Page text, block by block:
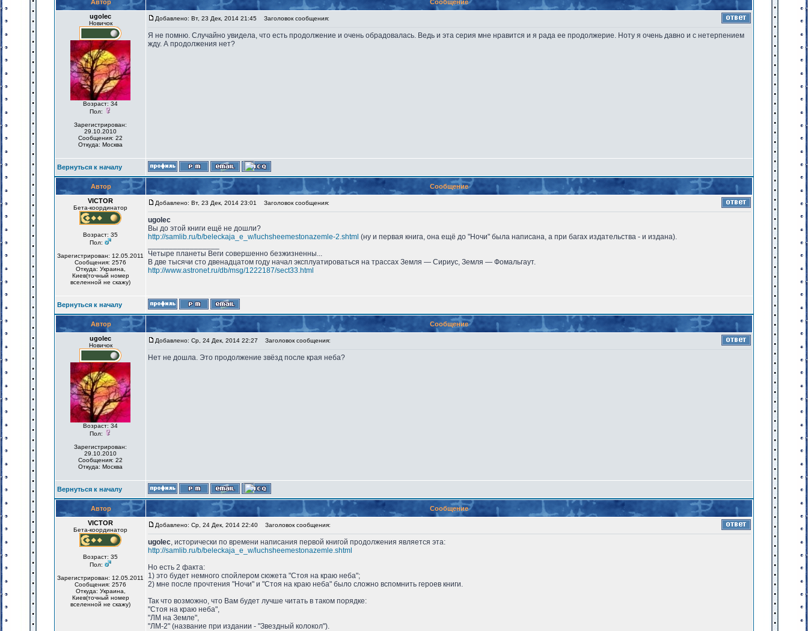
Автор
Сообщение
ugolec
Новичок
Возраст: 34
Пол:
Зарегистрирован:
29.10.2010
Сообщения: 22
Откуда: Москва
Добавлено: Вт, 23 Дек, 2014 21:45 Заголовок сообщения:
Я не помню. Случайно увидела, что есть продолжение и очень обрадовалась. Ведь и эта серия мне нравится и я рада ее продолжерие. Ноту я очень давно и с нетерпением
жду. А продолжения нет?
Вернуться к началу
Автор
Сообщение
VICTOR
Бета-координатор
Возраст: 35
Пол:
Зарегистрирован: 12.05.2011
Сообщения: 2576
Откуда: Украина,
Киев(точный номер
вселенной не скажу)
Добавлено: Вт, 23 Дек, 2014 23:01 Заголовок сообщения:
ugolec
Вы до этой книги ещё не дошли?
http://samlib.ru/b/beleckaja_e_w/luchsheemestonazemle-2.shtml (ну и первая книга, она ещё до "Ночи" была написана, а при багах издательства - и издана).
Четыре планеты Веги совершенно безжизненны...
В две тысячи сто двенадцатом году начал эксплуатироваться на трассах Земля — Сириус, Земля — Фомальгаут.
http://www.astronet.ru/db/msg/1222187/sect33.html
Вернуться к началу
Автор
Сообщение
ugolec
Новичок
Возраст: 34
Пол:
Зарегистрирован:
29.10.2010
Сообщения: 22
Откуда: Москва
Добавлено: Ср, 24 Дек, 2014 22:27 Заголовок сообщения:
Нет не дошла. Это продолжение звёзд после края неба?
Вернуться к началу
Автор
Сообщение
VICTOR
Бета-координатор
Возраст: 35
Пол:
Зарегистрирован: 12.05.2011
Сообщения: 2576
Откуда: Украина,
Киев(точный номер
вселенной не скажу)
Добавлено: Ср, 24 Дек, 2014 22:40 Заголовок сообщения:
ugolec, исторически по времени написания первой книгой продолжения является эта:
http://samlib.ru/b/beleckaja_e_w/luchsheemestonazemle.shtml
Но есть 2 факта:
1) это будет немного спойлером сюжета "Стоя на краю неба";
2) мне после прочтения "Ночи" и "Стоя на краю неба" было сложно вспомнить героев книги.
Так что возможно, что Вам будет лучше читать в таком порядке:
"Стоя на краю неба",
"ЛМ на Земле",
"ЛМ-2" (название при издании - "Звездный колокол").